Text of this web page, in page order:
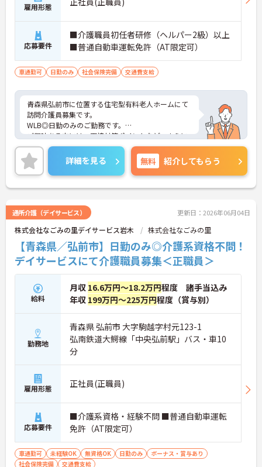
雇用形態
応募要件
■介護職員初任者研修（ヘルパー2級）以上
■普通自動車運転免許（AT限定可）
車通勤可 日勤のみ 社会保険完備 交通費支給
青森県弘前市に位置する住宅型有料老人ホームにて
訪問介護員募集です。
WLB◎日勤のみのご勤務です。
ご興味ある方には、面接対策ポイントなど、さらに
詳細をお話しいたしますのでお気軽にご相談くださ
い！
詳細を見る 無料 紹介してもらう
通所介護（デイサービス） 更新日：2026年06月04日
株式会社なごみの里デイサービス岩木 株式会社なごみの里
【青森県／弘前市】日勤のみ◎介護系資格不問！
デイサービスにて介護職員募集＜正職員＞
給料
月収 16.6万円～18.2万円程度 諸手当込み
年収 199万円～225万円程度（賞与別）
勤務地
青森県 弘前市 大字駒越字村元123-1
弘南鉄道大鰐線「中央弘前駅」バス・車10
分
雇用形態 正社員(正職員)
応募要件
■介護系資格・経験不問 ■普通自動車運転
免許（AT限定可）
車通勤可 未経験OK 無資格OK 日勤のみ
ボーナス・賞与あり
社会保険完備
交通費支給